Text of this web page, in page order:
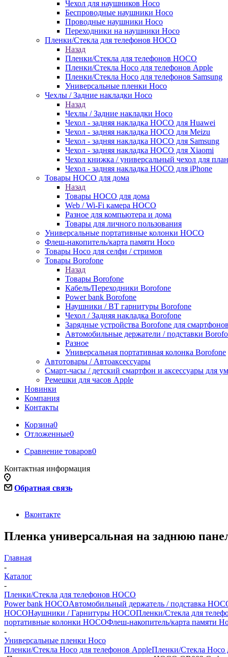
Чехол для наушников Hoco
Беспроводные наушники Hoco
Проводные наушники Hoco
Переходники на наушники Hoco
Пленки/Стекла для телефонов HOCO
Назад
Пленки/Стекла для телефонов HOCO
Пленки/Стекла Hoco для телефонов Apple
Пленки/Стекла Hoco для телефонов Samsung
Универсальные пленки Hoco
Чехлы / Задние накладки Hoco
Назад
Чехлы / Задние накладки Hoco
Чехол - задняя накладка HOCO для Huawei
Чехол - задняя накладка HOCO для Meizu
Чехол - задняя накладка HOCO для Samsung
Чехол - задняя накладка HOCO для Xiaomi
Чехол книжка / универсальный чехол для
Чехол - задняя накладка HOCO для iPhone
Товары HOCO для дома
Назад
Товары HOCO для дома
Web / Wi-Fi камера HOCO
Разное для компьютера и дома
Товары для личного пользования
Универсальные портативные колонки HOCO
Флеш-накопитель/карта памяти Hoco
Товары Hoco для селфи / стримов
Товары Borofone
Назад
Товары Borofone
Кабель/Переходники Borofone
Power bank Borofone
Наушники / BT гарнитуры Borofone
Чехол / Задняя накладка Borofone
Зарядные устройства Borofone для смартфонов
Автомобильные держатели / подставки
Разное
Универсальная портативная колонка Borofone
Автотовары / Автоаксессуары
Смарт-часы / детский смартфон и аксессуары для
Ремешки для часов Apple
Новинки
Компания
Контакты
Корзина0
Отложенные0
Сравнение товаров0
Контактная информация
Обратная связь
Вконтакте
Пленка универсальная на заднюю
Главная
-
Каталог
-
Пленки/Стекла для телефонов HOCO
Power bank HOCOАвтомобильный держатель / подставка
HOCOНаушники / Гарнитуры HOCOПленки/Стекла для
портативные колонки HOCOФлеш-накопитель/карта памяти
-
Универсальные пленки Hoco
Пленки/Стекла Hoco для телефонов AppleПленки/Стекла Hoco